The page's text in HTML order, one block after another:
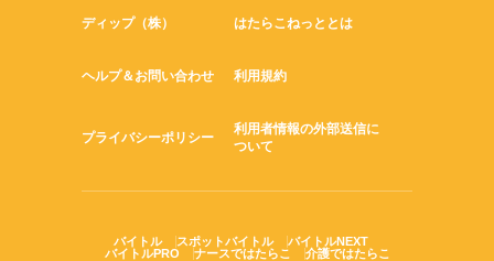
ディップ（株） はたらこねっととは
ヘルプ＆お問い合わせ 利用規約
プライバシーポリシー
利用者情報の外部送信に
ついて
バイトル スポットバイトル
バイトルNEXT
バイトルPRO
ナースではたらこ 介護ではたらこ